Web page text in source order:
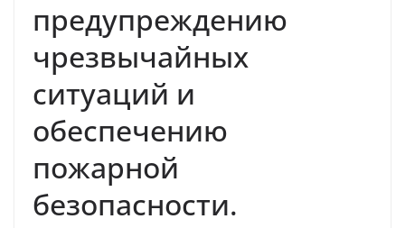
предупреждению
чрезвычайных
ситуаций и
обеспечению
пожарной
безопасности.